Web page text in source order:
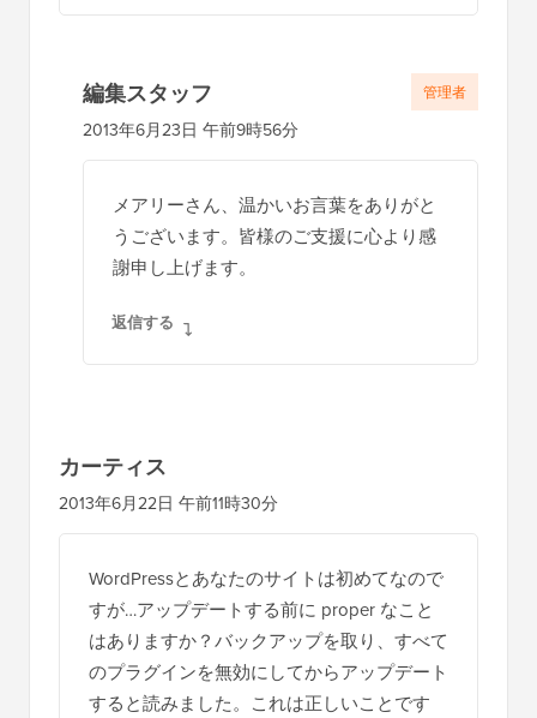
編集スタッフ
2013年6月23日 午前9時56分
メアリーさん、温かいお言葉をありがと
うございます。皆様のご支援に心より感
謝申し上げます。
返信する
管理者
カーティス
2013年6月22日 午前11時30分
WordPressとあなたのサイトは初めてなので
すが…アップデートする前に proper なこと
はありますか？バックアップを取り、すべて
のプラグインを無効にしてからアップデート
すると読みました。これは正しいことです